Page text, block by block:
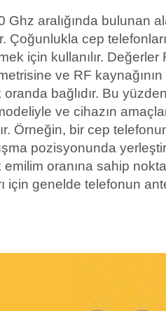
Ghz aralığında bulunan
Çoğunlukla cep
için kullanılır.
ve RF
bağlıdır. Bu
ve cihazın
Örneğin, bir cep
pozisyonunda
oranına sahip
için genelde telefonun